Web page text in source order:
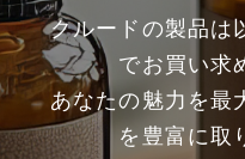
クルードの製品は
でお買い求
あなたの魅力を最
を豊富に取